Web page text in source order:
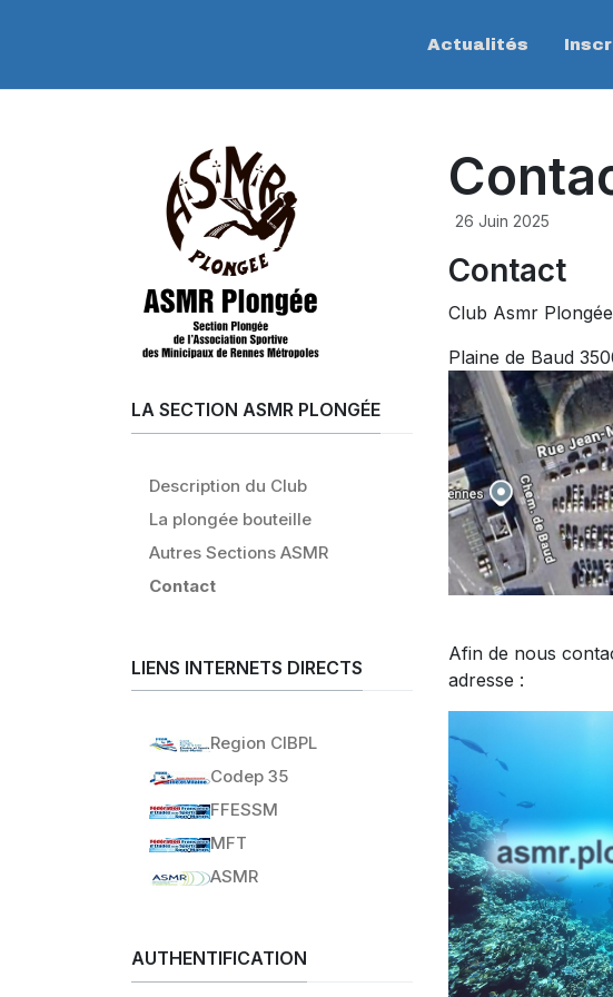
Actualités
26 Juin 2025
Contact
Club Asmr Plongée
Plaine de Baud
Afin de nous
adresse :
LA SECTION ASMR PLONGÉE
Description du Club
La plongée bouteille
Autres Sections ASMR
Contact
LIENS INTERNETS DIRECTS
Region CIBPL
Codep 35
FFESSM
MFT
ASMR
AUTHENTIFICATION